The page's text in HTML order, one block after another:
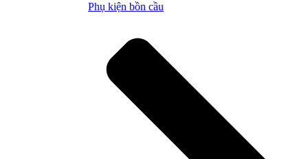
Phụ kiện bồn cầu